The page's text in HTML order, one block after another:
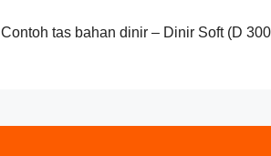
Contoh tas bahan dinir – Dinir Soft (D